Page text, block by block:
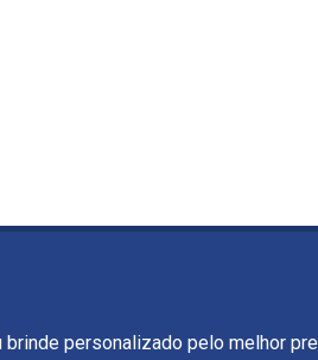
personalizado pelo melhor